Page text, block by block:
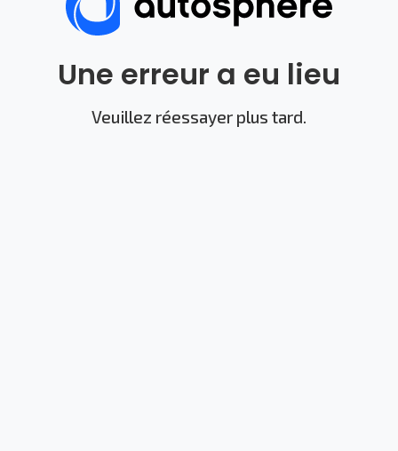
Une erreur a eu lieu
Veuillez réessayer plus tard.